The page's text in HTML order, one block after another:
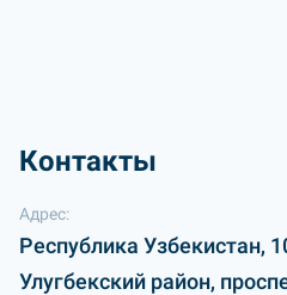
Контакты
Адрес:
Республика Узбекистан,
Улугбекский район,